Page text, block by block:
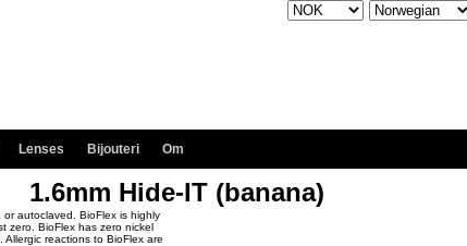
Lenses Bijouteri Om
1.6mm Hide-IT (banana)
autoclaved. BioFlex is highly
zero. BioFlex has zero nickel
reactions to BioFlex are